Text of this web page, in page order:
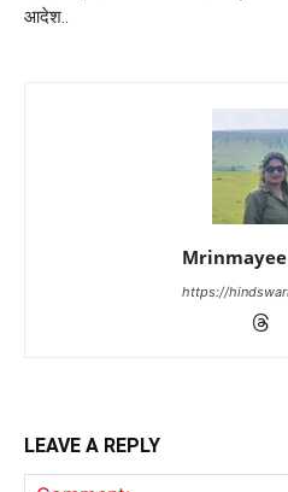
आदेश..
https://
LEAVE A REPLY